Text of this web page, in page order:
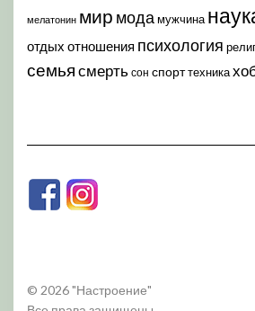
мелатонин мир модамужчина
отдых отношения психология
семья смерть сон спорттехника
© 2026 "Настроение"